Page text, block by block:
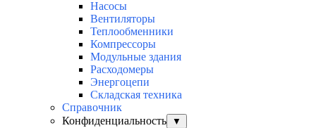
Насосы
Вентиляторы
Теплообменники
Компрессоры
Модульные здания
Расходомеры
Энергоцепи
Складская техника
Справочник
Конфиденциальность
▼